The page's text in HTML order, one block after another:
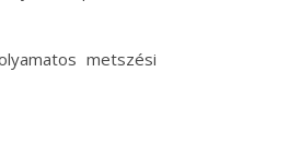
metszési